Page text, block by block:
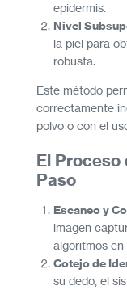
epidermis.
Nivel
la piel para
robusta.
Este método
correctamente
polvo o con el
El
Paso
Escaneo y
imagen
algoritmos en
Cotejo de
su dedo, el